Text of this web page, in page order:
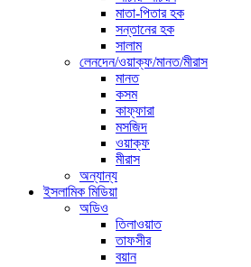
মাতা-পিতার হক
সন্তানের হক
সালাম
লেনদেন/ওয়াক্ফ/মানত/মীরাস
মানত
কসম
কাফ্ফারা
মসজিদ
ওয়াক্ফ
মীরাস
অন্যান্য
ইসলামিক মিডিয়া
অডিও
তিলাওয়াত
তাফসীর
বয়ান